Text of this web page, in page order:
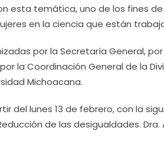
esta temática, uno de los fines
en la ciencia que están
por la Secretaría General,
la Coordinación General de la
Michoacana.
del lunes 13 de febrero, con la
de las desigualdades. Dra.